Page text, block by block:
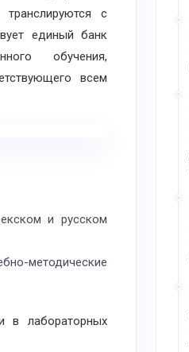
транслируются с
единый банк
обучения,
всем
и русском
методические
в лабораторных